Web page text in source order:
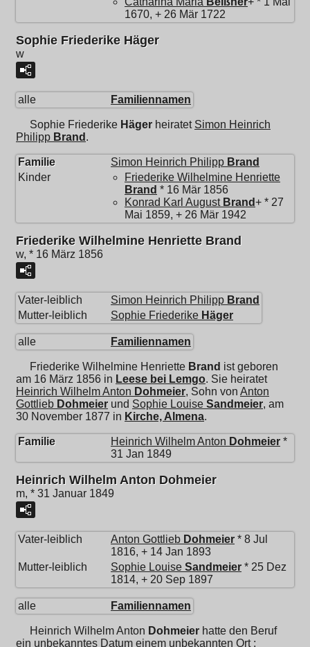
1670, + 26 Mär 1722
Sophie Friederike Häger
w
alle Familiennamen
Sophie Friederike Häger heiratet Simon Heinrich
Philipp Brand .
Familie Simon Heinrich Philipp Brand
Kinder
Friederike Wilhelmine Henriette
Brand * 16 Mär 1856
Konrad Karl August Brand+ * 27
Mai 1859, + 26 Mär 1942
Friederike Wilhelmine Henriette Brand
w, * 16 März 1856
Vater-leiblich Simon Heinrich Philipp Brand
Mutter-leiblich
Sophie Friederike Häger
alle Familiennamen
Friederike Wilhelmine Henriette Brand ist geboren
am 16 März 1856 in Leese bei Lemgo. Sie heiratet
Heinrich Wilhelm Anton Dohmeier, Sohn von Anton
Gottlieb Dohmeier und Sophie Louise Sandmeier, am
30 November 1877 in Kirche, Almena.
Familie Heinrich Wilhelm Anton Dohmeier *
31 Jan 1849
Heinrich Wilhelm Anton Dohmeier
m, * 31 Januar 1849
Vater-leiblich Anton Gottlieb Dohmeier * 8 Jul
1816, + 14 Jan 1893
Mutter-leiblich
Sophie Louise Sandmeier * 25 Dez
1814, + 20 Sep 1897
alle Familiennamen
Heinrich Wilhelm Anton Dohmeier hatte den Beruf
ein unbekanntes Datum einem unbekannten Ort ;